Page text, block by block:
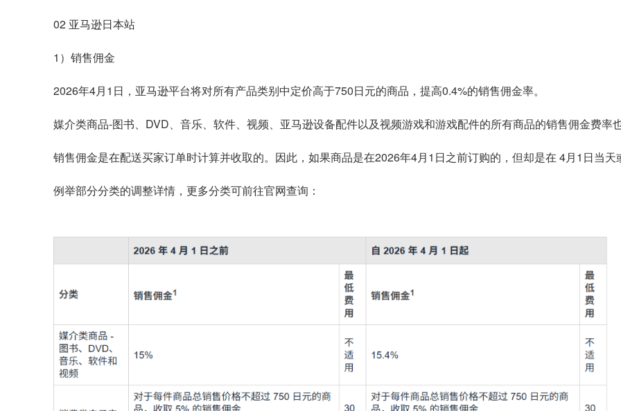
02 亚马逊日本站
1）销售佣金
2026年4月1日，亚马逊平台将对所有产品类别中定价高于750日元的商品，提高0.4%的销售佣金率。
媒介类商品-图书、DVD、音乐、软件、视频、亚马逊设备配件以及视频游戏和游戏配件的所有商品的销售佣金费率
销售佣金是在配送买家订单时计算并收取的。因此，如果商品是在2026年4月1日之前订购的，但却是在 4月1日当
例举部分分类的调整详情，更多分类可前往官网查询：